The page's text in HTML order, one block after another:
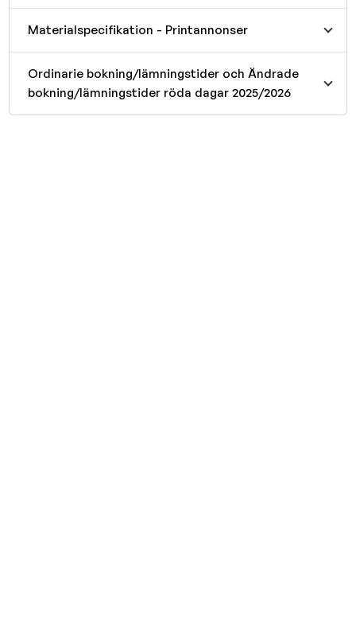
Materialspecifikation - Printannonser
Ordinarie bokning/lämningstider och Ändrade
bokning/lämningstider röda dagar 2025/2026